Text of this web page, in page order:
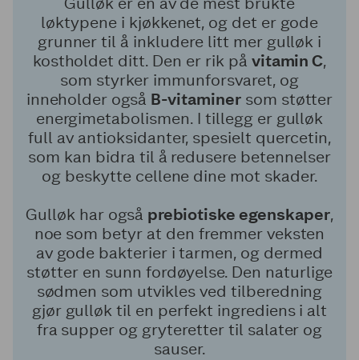
løktypene i kjøkkenet, og det er gode
grunner til å inkludere litt mer gulløk i
kostholdet ditt. Den er rik på vitamin C,
som styrker immunforsvaret, og
inneholder også B-vitaminersom støtter
energimetabolismen. I tillegg er gulløk
full av antioksidanter, spesielt quercetin,
som kan bidra til å redusere betennelser
og beskytte cellene dine mot skader.
Gulløk har også prebiotiske egenskaper,
noe som betyr at den fremmer veksten
av gode bakterier i tarmen, og dermed
støtter en sunn fordøyelse. Den naturlige
sødmen som utvikles ved tilberedning
gjør gulløk til en perfekt ingrediens i alt
fra supper og gryteretter til salater og
sauser.